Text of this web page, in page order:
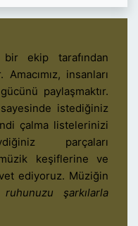
ekip tarafından
insanları
paylaşmaktır.
istediğiniz
çalma listelerinizi
parçaları
keşiflerine ve
ediyoruz. Müziğin
ruhunuzu şarkılarla